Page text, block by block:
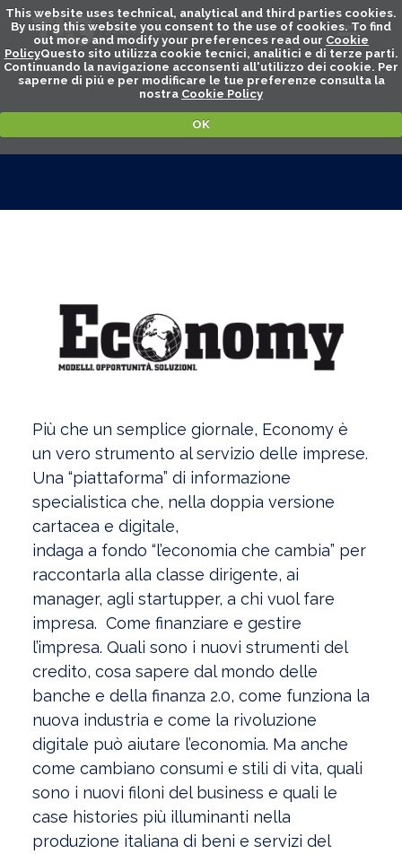
This website uses technical, analytical and third parties cookies.
By using this website you consent to the use of cookies. To find
out more and modify your preferences read our Cookie
PolicyQuesto sito utilizza cookie tecnici, analitici e di terze parti.
Continuando la navigazione acconsenti all'utilizzo dei cookie. Per
saperne di piú e per modificare le tue preferenze consulta la
nostra Cookie Policy
OK
Più che un semplice giornale, Economy è
un vero strumento al servizio delle imprese.
Una “piattaforma” di informazione
specialistica che, nella doppia versione
cartacea e digitale,
indaga a fondo “l’economia che cambia” per
raccontarla alla classe dirigente, ai
manager, agli startupper, a chi vuol fare
impresa. Come finanziare e gestire
l’impresa. Quali sono i nuovi strumenti del
credito, cosa sapere dal mondo delle
banche e della finanza 2.0, come funziona la
nuova industria e come la rivoluzione
digitale può aiutare l’economia. Ma anche
come cambiano consumi e stili di vita, quali
sono i nuovi filoni del business e quali le
case histories più illuminanti nella
produzione italiana di beni e servizi del